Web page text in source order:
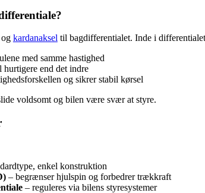
kardanaksel til bagdifferentialet. Inde i
med samme hastighed
end det indre
og sikrer stabil kørsel
voldsomt og bilen være svær at styre.
enkel konstruktion
– begrænser hjulspin og forbedrer trækkraft
– reguleres via bilens styresystemer